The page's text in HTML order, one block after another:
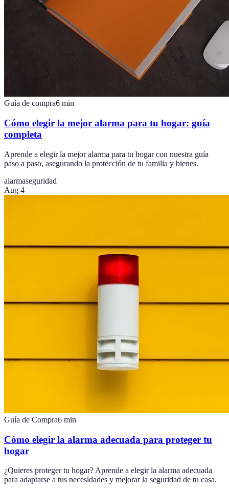
Guía de compra6 min
Cómo elegir la mejor alarma para tu hogar: guía
completa
Aprende a elegir la mejor alarma para tu hogar con nuestra guía
paso a paso, asegurando la protección de tu familia y bienes.
alarmaseguridad
Aug 4
Guía de Compra6 min
Cómo elegir la alarma adecuada para proteger tu
hogar
¿Quieres proteger tu hogar? Aprende a elegir la alarma adecuada
para adaptarse a tus necesidades y mejorar la seguridad de tu casa.